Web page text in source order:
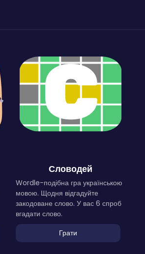
Словодей
Wordle-подібна гра українською
мовою. Щодня відгадуйте
закодоване слово. У вас 6 спроб
вгадати слово.
Грати